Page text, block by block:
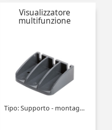
Visualizzatore
multifunzione
Tipo: Supporto - montaggio ortogonale